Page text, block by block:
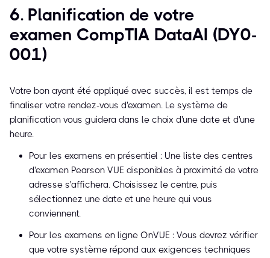
6. Planification de votre
examen CompTIA DataAI (DY0-
001)
Votre bon ayant été appliqué avec succès, il est temps de
finaliser votre rendez-vous d'examen. Le système de
planification vous guidera dans le choix d'une date et d'une
heure.
Pour les examens en présentiel : Une liste des centres
d'examen Pearson VUE disponibles à proximité de votre
adresse s'affichera. Choisissez le centre, puis
sélectionnez une date et une heure qui vous
conviennent.
Pour les examens en ligne OnVUE : Vous devrez vérifier
que votre système répond aux exigences techniques